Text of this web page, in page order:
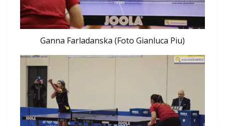
Ganna Farladanska (Foto Gianluca Piu)